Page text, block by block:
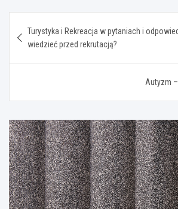
wpisu
Turystyka i Rekreacja w pytaniach i
wiedzieć przed rekrutacją?
Autyzm